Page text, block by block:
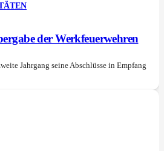
der Werkfeuerwehren
Jahrgang seine Abschlüsse in Empfang